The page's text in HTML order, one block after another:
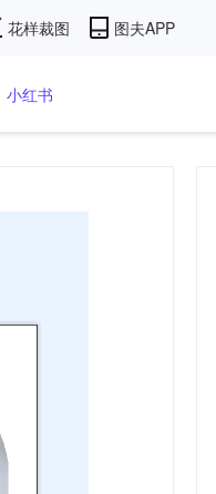
花样裁图 图夫APP
小红书